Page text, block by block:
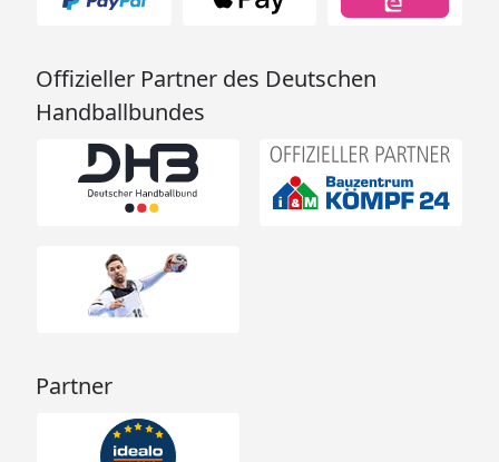
Offizieller Partner des Deutschen
Handballbundes
Partner